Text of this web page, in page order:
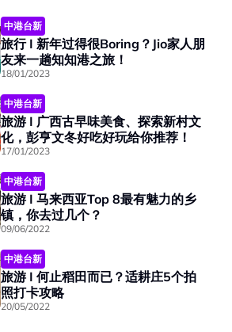
中港台新
旅行 I 新年过得很Boring？Jio家人朋
友来一趟知知港之旅！
18/01/2023
中港台新
旅游 I 广西古早味美食、探索新村文
化，彭亨文冬好吃好玩给你推荐！
17/01/2023
中港台新
旅游 I 马来西亚Top 8最有魅力的乡
镇，你去过几个？
09/06/2022
中港台新
旅游 I 何止稻田而已？适耕庄5个拍
照打卡攻略
20/05/2022